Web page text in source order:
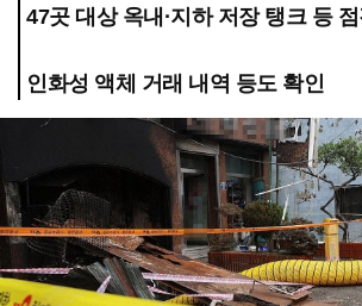
47곳 대상 옥내·지하 저장 탱크 등 점
인화성 액체 거래 내역 등도 확인